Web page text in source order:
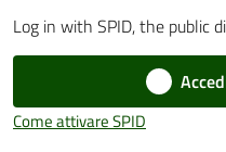
Amministrazione
Log in with SPID, the public
Come attivare SPID